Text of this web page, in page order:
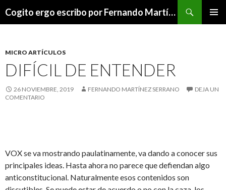
Cogito ergo escribo por Fernando Martínez Serrano
MICRO ARTÍCULOS
DIFÍCIL DE ENTENDER
26 NOVIEMBRE, 2019 FERNANDO MARTÍNEZ SERRANO
DEJA UN
COMENTARIO
VOX se va mostrando paulatinamente, va dando a conocer sus
principales ideas. Hasta ahora no parece que defiendan algo
anticonstitucional. Naturalmente esos contenidos son